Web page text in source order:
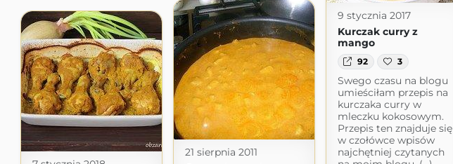
9 stycznia 2017
Kurczak curry z
mango
92 3
Swego czasu na blogu
umieściłam przepis na
kurczaka curry w
mleczku kokosowym.
Przepis ten znajduje się
w czołówce wpisów
najchętniej czytanych
21 sierpnia 2011